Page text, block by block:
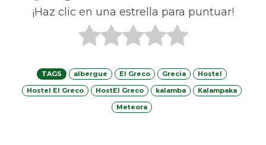
¡Haz clic en una estrella para puntuar!
TAGS albergue El Greco Grecia
Hostel
Hostel El Greco
HostEl Greco kalamba
Kalampaka
Meteora